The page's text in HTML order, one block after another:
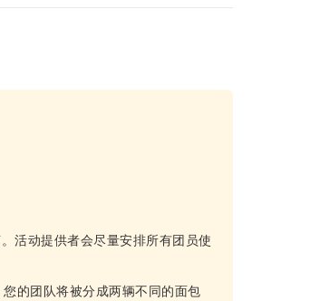
活动提供者会尽量安排所有团员使
的团队将被分成两辆不同的面包